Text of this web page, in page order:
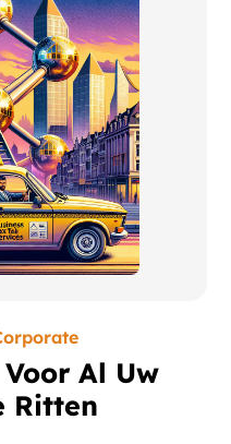
Al Uw
Ritten